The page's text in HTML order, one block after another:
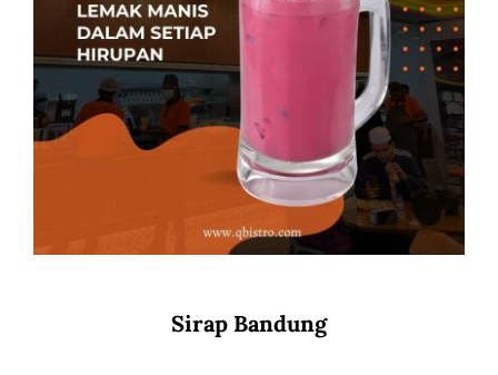
Sirap Bandung